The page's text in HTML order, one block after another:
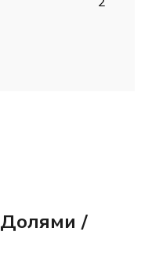
Долями /